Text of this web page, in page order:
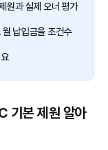
원과 실제 오너 평가
납입금을 조건수
기본 제원 알아